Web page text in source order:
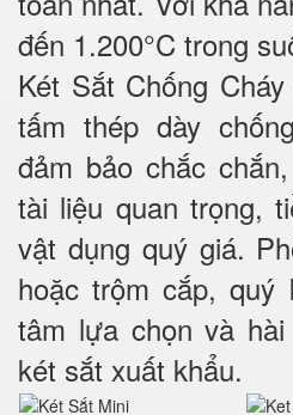
đến 1.200°C trong
Két Sắt Chống
tấm thép dày
đảm bảo chắc
tài liệu quan trọng,
vật dụng quý giá.
hoặc trộm cắp, quý
tâm lựa chọn và
két sắt xuất khẩu.